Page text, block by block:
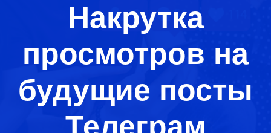
Накрутка
просмотров на
будущие посты
Телеграм